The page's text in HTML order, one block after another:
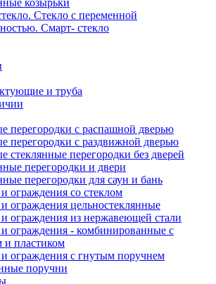
Стекло с переменной
Смарт- стекло
и труба
перегородки c распашной дверью
перегородки с раздвижной дверью
стеклянные перегородки без дверей
перегородки и двери
перегородки для саун и бань
ограждения со стеклом
ограждения цельностеклянные
ограждения из нержавеющей стали
ограждения - комбинированные с
и пластиком
ограждения с гнутым поручнем
поручни